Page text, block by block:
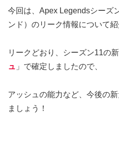
今回は、Apex Legendsシーズ
ンド）のリーク情報について紹
リークどおり、シーズン11の
ュ 」で確定しましたので、
アッシュの能力など、今後の
ましょう！